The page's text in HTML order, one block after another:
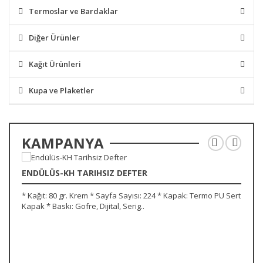
Termoslar ve Bardaklar
Diğer Ürünler
Kağıt Ürünleri
Kupa ve Plaketler
KAMPANYA
ENDÜLÜS-KH TARIHSIZ DEFTER
* Kağıt: 80 gr. Krem * Sayfa Sayısı: 224 * Kapak: Termo PU Sert
Kapak * Baskı: Gofre, Dijital, Serig..